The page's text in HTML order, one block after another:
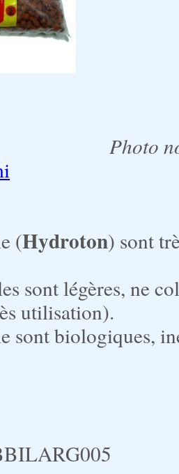
Photo
(Hydroton) sont
sont légères, ne
utilisation).
sont biologiques,